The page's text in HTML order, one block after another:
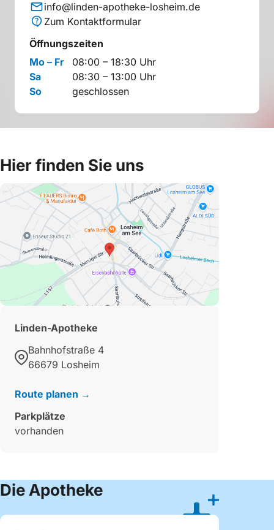
info@linden-apotheke-losheim.de
Zum Kontaktformular
Öffnungszeiten
Mo – Fr
08:00 – 18:30 Uhr
Sa
08:30 – 13:00 Uhr
So
geschlossen
Hier finden Sie uns
Linden-Apotheke
Bahnhofstraße 4
66679 Losheim
Route planen →
Parkplätze
vorhanden
Die Apotheke